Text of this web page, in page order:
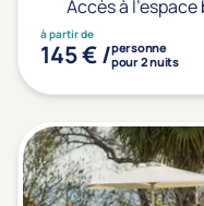
Accès à
à partir de
145 € /personne
pour 2 nuits